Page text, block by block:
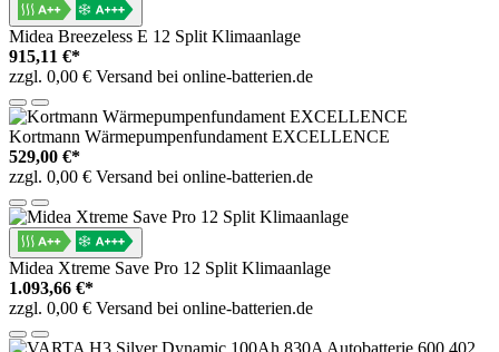
Midea Breezeless E 12 Split Klimaanlage
915,11 €*
zzgl. 0,00 € Versand bei online-batterien.de
Kortmann Wärmepumpenfundament EXCELLENCE
529,00 €*
zzgl. 0,00 € Versand bei online-batterien.de
Midea Xtreme Save Pro 12 Split Klimaanlage
1.093,66 €*
zzgl. 0,00 € Versand bei online-batterien.de